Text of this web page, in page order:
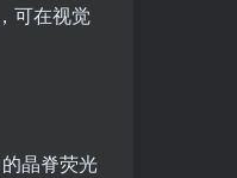
可在视觉
晶脊荧光